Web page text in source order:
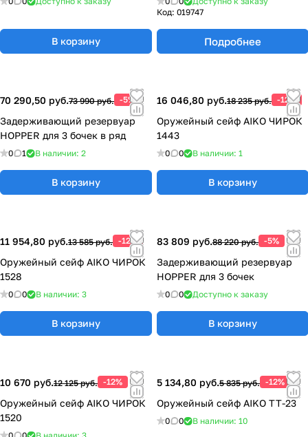
В корзину
Код: 019747
Подробнее
70 290,50 руб.73 990 руб. -5%
Задерживающий резервуар
HOPPER для 3 бочек в ряд
0 1 В наличии: 2
В корзину
16 046,80 руб.18 235 руб. -12%
Оружейный сейф AIKO ЧИРОК
1443
0 0 В наличии: 1
В корзину
11 954,80 руб.13 585 руб. -12%
Оружейный сейф AIKO ЧИРОК
1528
0 0 В наличии: 3
В корзину
83 809 руб.88 220 руб. -5%
Задерживающий резервуар
HOPPER для 3 бочек
0 0 Доступно к заказу
В корзину
10 670 руб.12 125 руб. -12%
Оружейный сейф AIKO ЧИРОК
1520
5 134,80 руб.5 835 руб. -12%
Оружейный сейф AIKO TT-23
0 0 В наличии: 10